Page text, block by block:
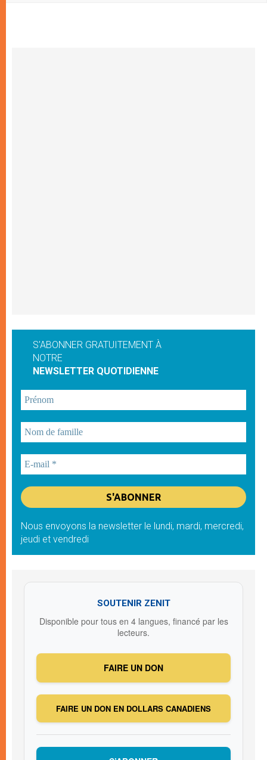
S'ABONNER GRATUITEMENT À
NOTRE
NEWSLETTER QUOTIDIENNE
Nous envoyons la newsletter le lundi, mardi, mercredi,
jeudi et vendredi
SOUTENIR ZENIT
Disponible pour tous en 4 langues, financé par les
lecteurs.
FAIRE UN DON
FAIRE UN DON EN DOLLARS CANADIENS